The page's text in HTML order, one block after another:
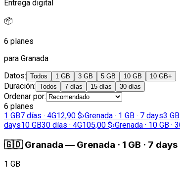
Entrega digital
📦
6 planes
para Granada
Datos: Todos 1 GB 3 GB 5 GB 10 GB 10 GB+
Duración: Todos 7 días 15 días 30 días
Ordenar por:
6 planes
1 GB7 días · 4G12,90 $›Grenada · 1 GB · 7 days3 GB
days10 GB30 días · 4G105,00 $›Grenada · 10 GB ·
🇬🇩 Granada — Grenada · 1 GB · 7 days
1 GB